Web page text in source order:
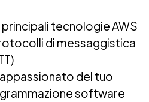
tecnologie AWS
di messaggistica
del tuo
software